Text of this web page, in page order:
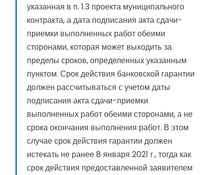
указанная в п. 1.3 проекта муниципального
контракта, а дата подписания акта сдачи-
приемки выполненных работ обеими
сторонами, которая может выходить за
пределы сроков, определенных указанным
пунктом. Срок действия банковской гарантии
должен рассчитываться с учетом даты
подписания акта сдачи-приемки
выполненных работ обеими сторонами, а не
срока окончания выполнения работ. В этом
случае срок действия гарантии должен
истекать не ранее 8 января 2021 г., тогда как
срок действия предоставленной заявителем